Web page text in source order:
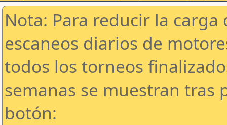
Nota: Para reducir la
escaneos diarios de
todos los torneos
semanas se muestran tras
botón: